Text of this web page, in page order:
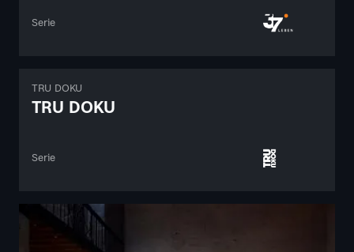
Serie
TRU DOKU
TRU DOKU
Serie